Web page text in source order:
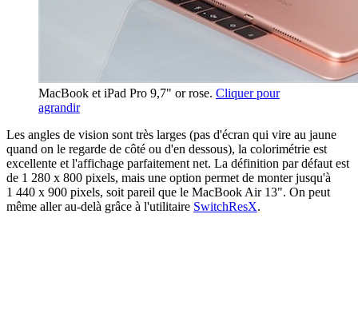
MacBook et iPad Pro 9,7" or rose. Cliquer pour
agrandir
Les angles de vision sont très larges (pas d'écran qui vire au jaune
quand on le regarde de côté ou d'en dessous), la colorimétrie est
excellente et l'affichage parfaitement net. La définition par défaut est
de 1 280 x 800 pixels, mais une option permet de monter jusqu'à
1 440 x 900 pixels, soit pareil que le MacBook Air 13". On peut
même aller au-delà grâce à l'utilitaire SwitchResX.